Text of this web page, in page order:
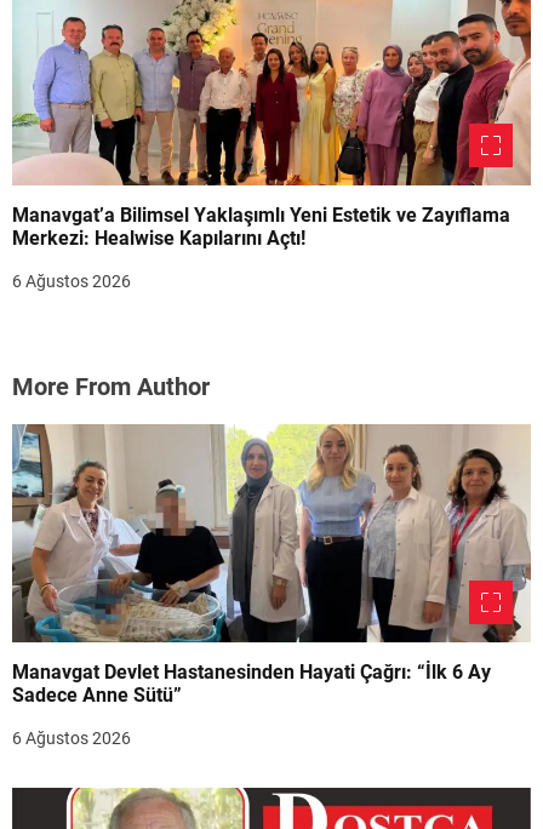
Manavgat’a Bilimsel Yaklaşımlı Yeni Estetik ve Zayıflama
Merkezi: Healwise Kapılarını Açtı!
6 Ağustos 2026
More From Author
Manavgat Devlet Hastanesinden Hayati Çağrı: “İlk 6 Ay
Sadece Anne Sütü”
6 Ağustos 2026